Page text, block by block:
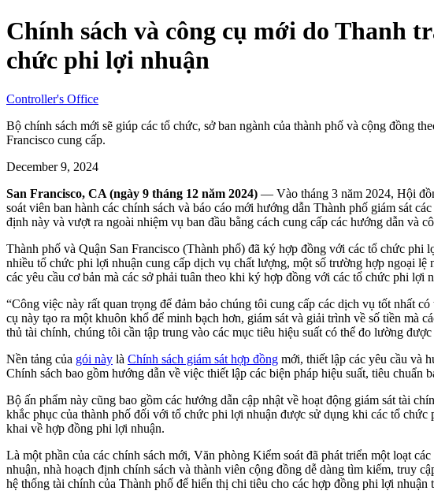
Chính sách và công cụ mới do Thanh
chức phi lợi nhuận
Controller's Office
Bộ chính sách mới sẽ giúp các tổ chức, sở ban ngành của thành phố và cộng đồng
Francisco cung cấp.
December 9, 2024
San Francisco, CA (ngày 9 tháng 12 năm 2024) — Vào tháng 3 năm 2024, Hội
soát viên ban hành các chính sách và báo cáo mới hướng dẫn Thành phố giám sát
định này và vượt ra ngoài nhiệm vụ ban đầu bằng cách cung cấp các hướng dẫn và
Thành phố và Quận San Francisco (Thành phố) đã ký hợp đồng với các tổ chức
nhiều tổ chức phi lợi nhuận cung cấp dịch vụ chất lượng, một số trường hợp ngoại
các yêu cầu cơ bản mà các sở phải tuân theo khi ký hợp đồng với các tổ chức phi lợi
“Công việc này rất quan trọng để đảm bảo chúng tôi cung cấp các dịch vụ tốt nhất
cụ này tạo ra một khuôn khổ để minh bạch hơn, giám sát và giải trình về số tiền mà
thủ tài chính, chúng tôi cần tập trung vào các mục tiêu hiệu suất có thể đo lường được
Nền tảng của gói này là Chính sách giám sát hợp đồng mới, thiết lập các yêu cầu và
Chính sách bao gồm hướng dẫn về việc thiết lập các biện pháp hiệu suất, tiêu
Bộ ấn phẩm này cũng bao gồm các hướng dẫn cập nhật về hoạt động giám sát tài
khắc phục của thành phố đối với tổ chức phi lợi nhuận được sử dụng khi các tổ
khai về hợp đồng phi lợi nhuận.
Là một phần của các chính sách mới, Văn phòng Kiểm soát đã phát triển một loạt
nhuận, nhà hoạch định chính sách và thành viên cộng đồng dễ dàng tìm kiếm, truy
hệ thống tài chính của Thành phố để hiển thị chi tiêu cho các hợp đồng phi lợi nhuận